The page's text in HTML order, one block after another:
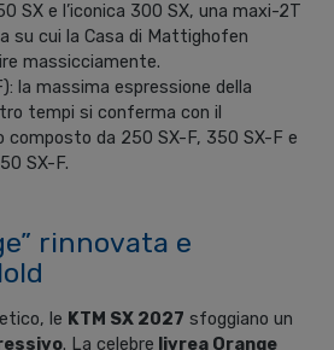
SX e l’iconica 300 SX, una maxi-2T
su cui la Casa di Mattighofen
massicciamente.
la massima espressione della
tempi si conferma con il
da 250 SX-F, 350 SX-F e
SX-F.
rinnovata e
le KTM SX 2027 sfoggiano un
. La celebre livrea Orange